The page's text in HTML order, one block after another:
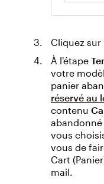
Cliquez sur
À l'étape
votre
panier
réservé au
contenu
abandonné
vous
vous de
Cart
mail.